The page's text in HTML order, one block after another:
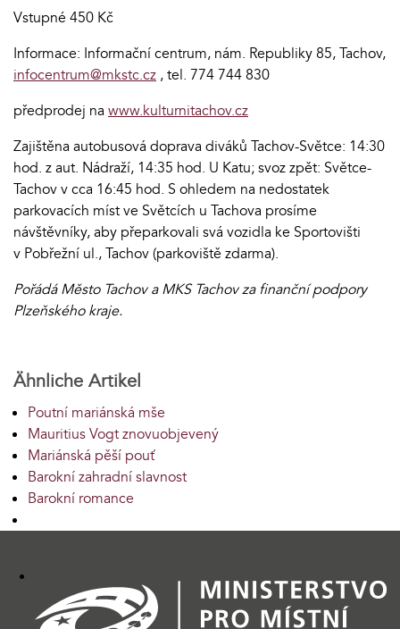
Vstupné 450 Kč
Informace: Informační centrum, nám. Republiky 85, Tachov,
infocentrum@mkstc.cz , tel. 774 744 830
předprodej nawww.kulturnitachov.cz
Zajištěna autobusová doprava diváků Tachov-Světce: 14:30
hod. z aut. Nádraží, 14:35 hod. U Katu; svoz zpět: Světce-
Tachov v cca 16:45 hod. S ohledem na nedostatek
parkovacích míst ve Světcích u Tachova prosíme
návštěvníky, aby přeparkovali svá vozidla ke Sportovišti
v Pobřežní ul., Tachov (parkoviště zdarma).
Pořádá Město Tachov a MKS Tachov za finanční podpory
Plzeňského kraje.
Ähnliche Artikel
Poutní mariánská mše
Mauritius Vogt znovuobjevený
Mariánská pěší pouť
Barokní zahradní slavnost
Barokní romance